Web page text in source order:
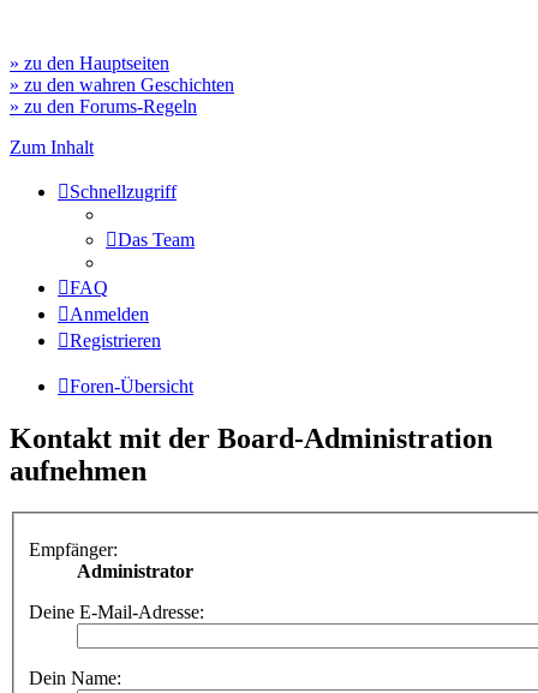
» zu den Hauptseiten
» zu den wahren Geschichten
» zu den Forums-Regeln
Zum Inhalt
Schnellzugriff
Das Team
FAQ
Anmelden
Registrieren
Foren-Übersicht
Kontakt mit der Board-Administration
aufnehmen
Empfänger:
Administrator
Deine E-Mail-Adresse:
Dein Name: